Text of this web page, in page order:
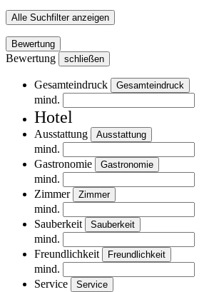
Alle Suchfilter anzeigen
Bewertung
Bewertung schließen
Gesamteindruck Gesamteindruck
mind.
Hotel
Ausstattung Ausstattung
mind.
Gastronomie
Gastronomie
mind.
Zimmer
Zimmer
mind.
Sauberkeit
Sauberkeit
mind.
Freundlichkeit
Freundlichkeit
mind.
Service
Service